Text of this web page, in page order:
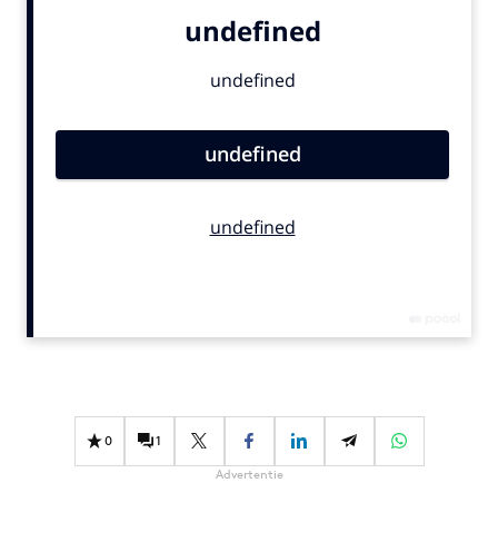
Customer Experience
Influencer marketing
Interne communicatie
0 1
Advertentie